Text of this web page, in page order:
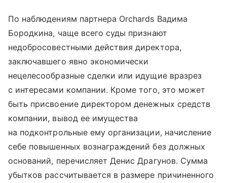
По наблюдениям партнера Orchards Вадима
Бородкина, чаще всего суды признают
недобросовестными действия директора,
заключавшего явно экономически
нецелесообразные сделки или идущие вразрез
с интересами компании. Кроме того, это может
быть присвоение директором денежных средств
компании, вывод ее имущества
на подконтрольные ему организации, начисление
себе повышенных вознаграждений без должных
оснований, перечисляет Денис Драгунов. Сумма
убытков рассчитывается в размере причиненного